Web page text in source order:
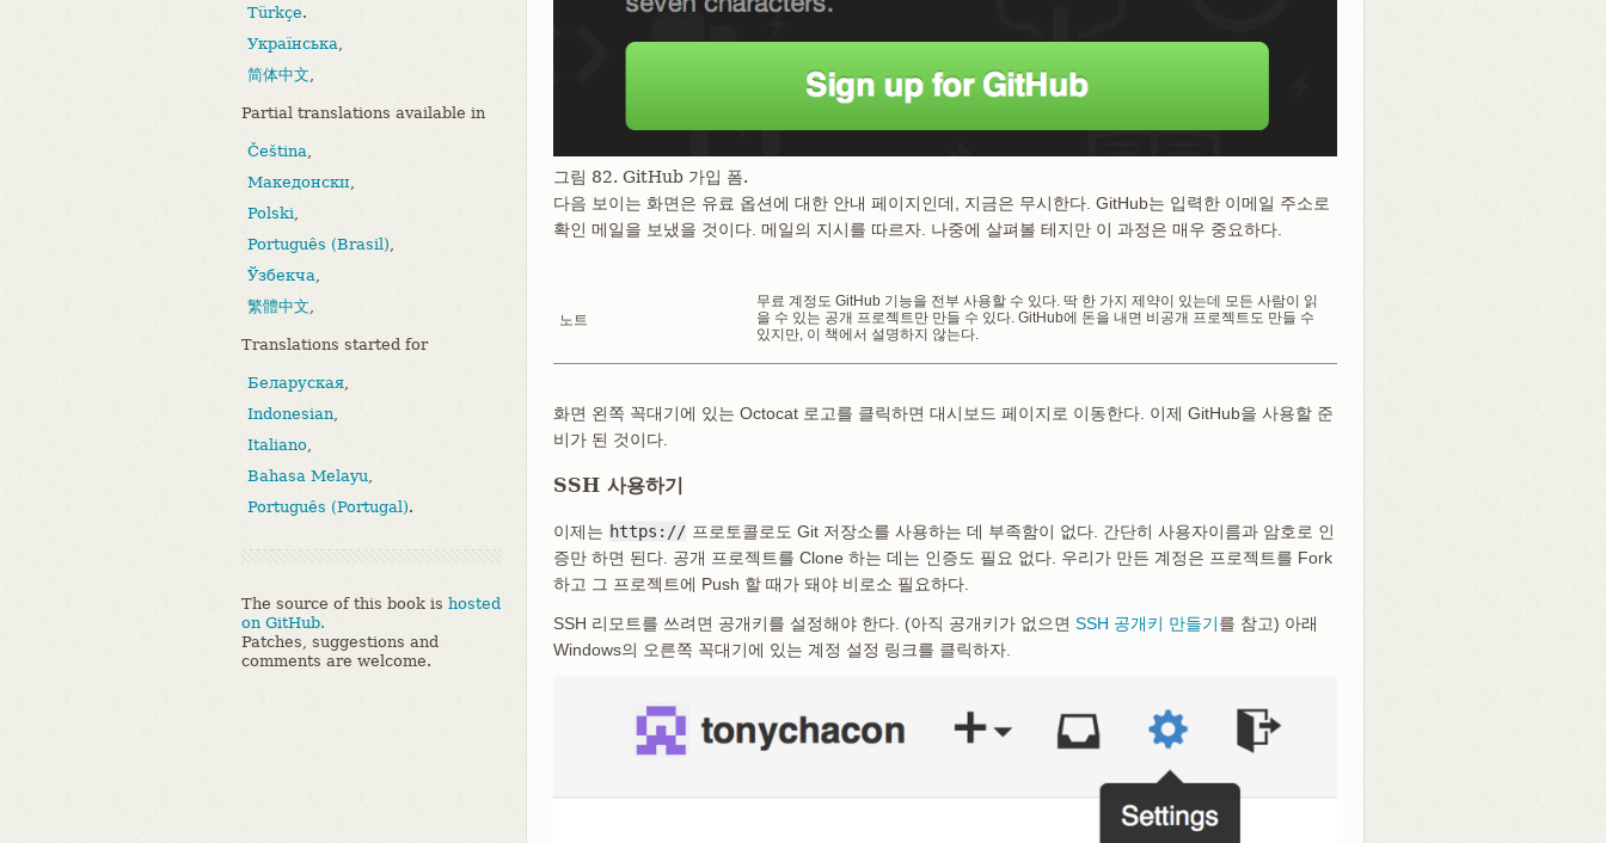
Türkçe.
Українська,
简体中文,
Partial translations available in
Čeština,
Македонски,
Polski,
Português (Brasil),
Ўзбекча,
繁體中文,
Translations started for
Беларуская,
Indonesian,
Italiano,
Bahasa Melayu,
Português (Portugal).
The source of this book is hosted
on GitHub.
Patches, suggestions and
comments are welcome.
그림 82. GitHub 가입 폼.
다음 보이는 화면은 유료 옵션에 대한 안내 페이지인데, 지금은 무시한다. GitHub는 입력한 이메일 주소로
확인 메일을 보냈을 것이다. 메일의 지시를 따르자. 나중에 살펴볼 테지만 이 과정은 매우 중요하다.
노트
무료 계정도 GitHub 기능을 전부 사용할 수 있다. 딱 한 가지 제약이 있는데 모든 사람이 읽
을 수 있는 공개 프로젝트만 만들 수 있다. GitHub에 돈을 내면 비공개 프로젝트도 만들 수
있지만, 이 책에서 설명하지 않는다.
화면 왼쪽 꼭대기에 있는 Octocat 로고를 클릭하면 대시보드 페이지로 이동한다. 이제 GitHub을 사용할 준
비가 된 것이다.
SSH 사용하기
이제는 https:// 프로토콜로도 Git 저장소를 사용하는 데 부족함이 없다. 간단히 사용자이름과 암호로 인
증만 하면 된다. 공개 프로젝트를 Clone 하는 데는 인증도 필요 없다. 우리가 만든 계정은 프로젝트를 Fork
하고 그 프로젝트에 Push 할 때가 돼야 비로소 필요하다.
SSH 리모트를 쓰려면 공개키를 설정해야 한다. (아직 공개키가 없으면 SSH 공개키 만들기를 참고) 아래
Windows의 오른쪽 꼭대기에 있는 계정 설정 링크를 클릭하자.